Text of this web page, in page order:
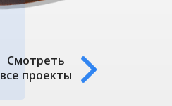
Смотреть
все проекты